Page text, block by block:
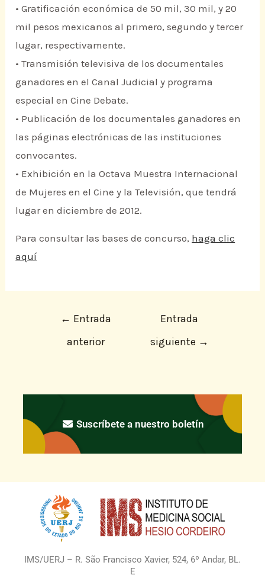
• Gratificación económica de 50 mil, 30 mil, y 20
mil pesos mexicanos al primero, segundo y tercer
lugar, respectivamente.
• Transmisión televisiva de los documentales
ganadores en el Canal Judicial y programa
especial en Cine Debate.
• Publicación de los documentales ganadores en
las páginas electrónicas de las instituciones
convocantes.
• Exhibición en la Octava Muestra Internacional
de Mujeres en el Cine y la Televisión, que tendrá
lugar en diciembre de 2012.
Para consultar las bases de concurso, haga clic
aquí
← Entrada
anterior
Entrada
siguiente →
Suscríbete a nuestro boletín
IMS/UERJ – R. São Francisco Xavier, 524, 6º Andar, BL.
E